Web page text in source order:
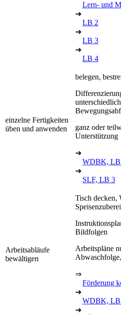
Lern- und
➔
LB 2
➔
LB 3
➔
LB 4
einzelne Fertigkeiten
üben und anwenden
belegen,
ganz oder
Unterstützung
➔
WDBK,
➔
SLF, LB 3
Arbeitsabläufe
bewältigen
Tisch decken,
Bildfolgen
Arbeitspläne
⇒
Förderung
➔
WDBK, LB
➔